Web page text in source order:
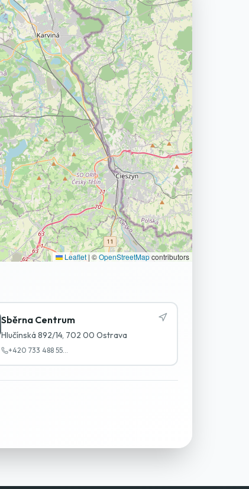
Leaflet | ©OpenStreetMapcontributors
Sběrna Centrum
Hlučínská 892/14, 702 00 Ostrava
+420 733 488 55...